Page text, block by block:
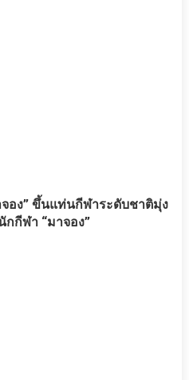
อง” ขึ้นแท่นกีฬาระดับชาติมุ่ง
กีฬา “มาจอง”